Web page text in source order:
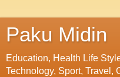
Paku Midin
Education, Health Life
Technology, Sport, Travel,